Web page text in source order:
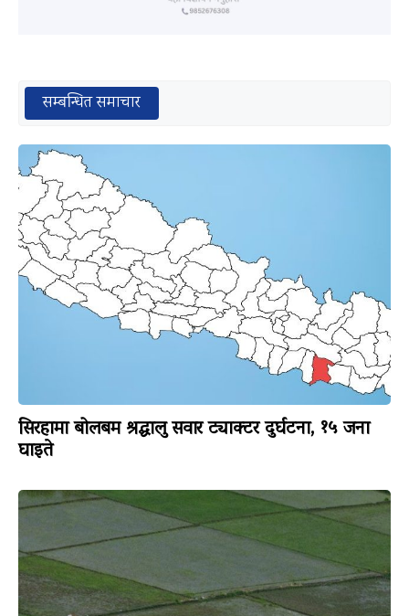
सम्बन्धित समाचार
सिरहामा बोलबम श्रद्धालु सवार ट्याक्टर दुर्घटना, १५ जना
घाइते